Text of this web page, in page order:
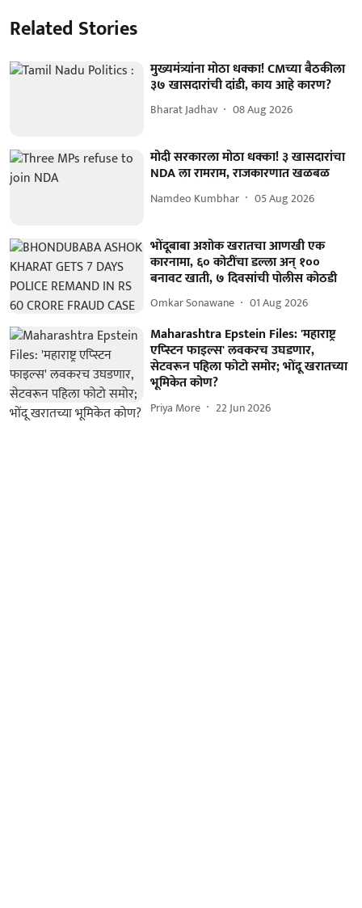
Related Stories
मुख्यमंत्र्यांना मोठा धक्का! CMच्या बैठकीला
३७ खासदारांची दांडी, काय आहे कारण?
Bharat Jadhav 08 Aug 2026
मोदी सरकारला मोठा धक्का! ३ खासदारांचा
NDA ला रामराम, राजकारणात खळबळ
Namdeo Kumbhar 05 Aug 2026
भोंदूबाबा अशोक खरातचा आणखी एक
कारनामा, ६० कोटींचा डल्ला अन् १००
बनावट खाती, ७ दिवसांची पोलीस कोठडी
Omkar Sonawane 01 Aug 2026
Maharashtra Epstein Files: 'महाराष्ट्र
एप्स्टिन फाइल्स' लवकरच उघडणार,
सेटवरून पहिला फोटो समोर; भोंदू खरातच्या
भूमिकेत कोण?
Priya More 22 Jun 2026